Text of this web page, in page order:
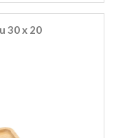
30 x 20